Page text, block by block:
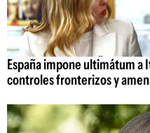
España impone ultimátum a
controles fronterizos y